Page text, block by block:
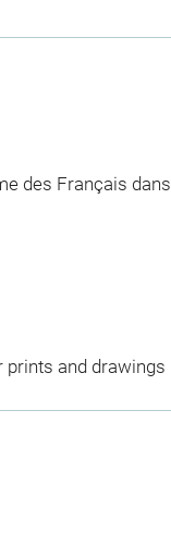
des Français dans
and drawings